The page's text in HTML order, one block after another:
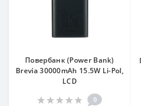
Повербанк (Power Bank)
Brevia 30000mAh 15.5W Li-Pol,
LCD
0